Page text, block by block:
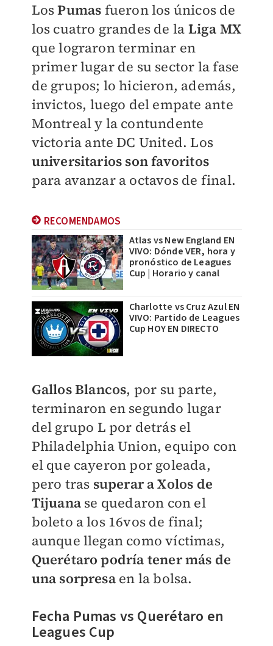
LosPumas fueron los únicos de
los cuatro grandes de la Liga MX
que lograron terminar en
primer lugar de su sector la fase
de grupos; lo hicieron, además,
invictos, luego del empate ante
Montreal y la contundente
victoria ante DC United. Los
universitarios son favoritos
para avanzar a octavos de final.
RECOMENDAMOS
Atlas vs New England EN
VIVO: Dónde VER, hora y
pronóstico de Leagues
Cup | Horario y canal
Charlotte vs Cruz Azul EN
VIVO: Partido de Leagues
Cup HOY EN DIRECTO
Gallos Blancos, por su parte,
terminaron en segundo lugar
del grupo L por detrás el
Philadelphia Union, equipo con
el que cayeron por goleada,
pero tras superar a Xolos de
Tijuanase quedaron con el
boleto a los 16vos de final;
aunque llegan como víctimas,
Querétaro podría tener más de
una sorpresaen la bolsa.
Fecha Pumas vs Querétaro en
Leagues Cup